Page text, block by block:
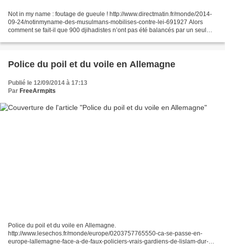
Not in my name : foutage de gueule ! http://www.directmatin.fr/monde/2014-
09-24/notinmyname-des-musulmans-mobilises-contre-lei-691927 Alors
comment se fait-il que 900 djihadistes n’ont pas été balancés par un seul
Police du poil et du voile en Allemagne
Publié le 12/09/2014 à 17:13
Par FreeArmpits
Police du poil et du voile en Allemagne.
http://www.lesechos.fr/monde/europe/0203757765550-ca-se-passe-en-
europe-lallemagne-face-a-de-faux-policiers-vrais-gardiens-de-lislam-dur-